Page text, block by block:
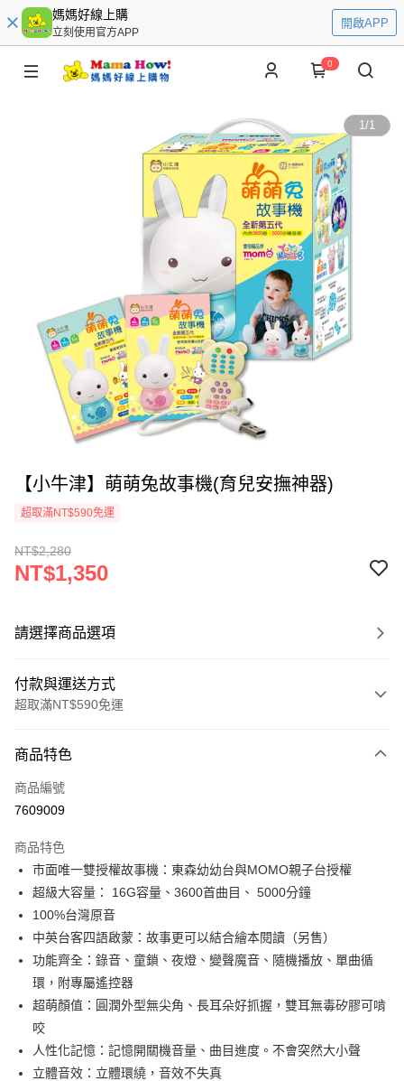
媽媽好線上購
立刻使用官方APP
開啟APP
0
1/1
【小牛津】萌萌兔故事機(育兒安撫神器)
超取滿NT$590免運
NT$2,280
NT$1,350
請選擇商品選項
付款與運送方式
超取滿NT$590免運
信用卡一次付款
超商取貨付款
Apple Pay
街口支付
悠遊付
Google Pay
AFTEE先享後付
相關說明
【關於「AFTEE先享後付」】
AFTEE先享後付是「在收到商品之後才付款」的支付方式。 讓您購物簡單
便利好安心！
ATM付款
商品特色
商品編號
7609009
商品特色
市面唯一雙授權故事機：東森幼幼台與MOMO親子台授權
超級大容量： 16G容量、3600首曲目、 5000分鐘
100%台灣原音
中英台客四語啟蒙：故事更可以結合繪本閱讀（另售）
功能齊全：錄音、童鎖、夜燈、變聲魔音、隨機播放、單曲循
環，附專屬遙控器
超萌顏值：圓潤外型無尖角、長耳朵好抓握，雙耳無毒矽膠可啃
咬
人性化記憶：記憶開關機音量、曲目進度。不會突然大小聲
立體音效：立體環繞，音效不失真